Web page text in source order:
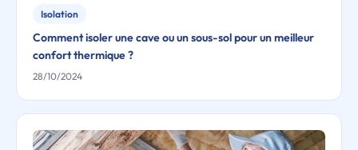
Isolation
Comment isoler une cave ou un sous-sol pour un meilleur
confort thermique ?
28/10/2024